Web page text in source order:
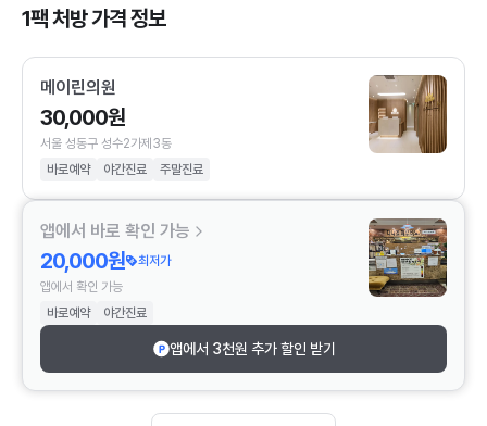
1팩 처방 가격 정보
메이린의원
30,000원
서울 성동구 성수2가제3동
바로예약
야간진료 주말진료
앱에서 바로 확인 가능
20,000원
최저가
앱에서 확인 가능
바로예약
야간진료
앱에서 3천원 추가 할인 받기